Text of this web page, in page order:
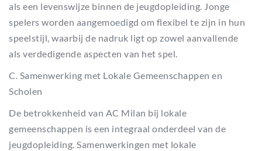
als een levenswijze binnen de jeugdopleiding. Jonge
spelers worden aangemoedigd om flexibel te zijn in hun
speelstijl, waarbij de nadruk ligt op zowel aanvallende
als verdedigende aspecten van het spel.
C. Samenwerking met Lokale Gemeenschappen en
Scholen
De betrokkenheid van AC Milan bij lokale
gemeenschappen is een integraal onderdeel van de
jeugdopleiding. Samenwerkingen met lokale